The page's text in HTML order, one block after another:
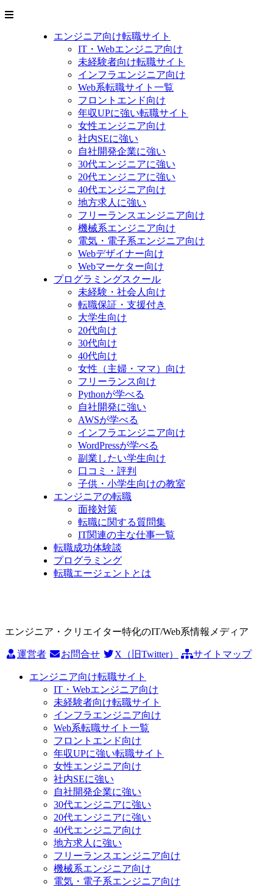
エンジニア向け転職サイト
IT・Webエンジニア向け
未経験者向け転職サイト
インフラエンジニア向け
Web系転職サイト一覧
フロントエンド向け
年収UPに強い転職サイト
女性エンジニア向け
社内SEに強い
自社開発企業に強い
30代エンジニアに強い
20代エンジニアに強い
40代エンジニア向け
地方求人に強い
フリーランスエンジニア向け
機械系エンジニア向け
電気・電子系エンジニア向け
Webデザイナー向け
Webマーケター向け
プログラミングスクール
未経験・社会人向け
転職保証・支援付き
大学生向け
20代向け
30代向け
40代向け
女性（主婦・ママ）向け
フリーランス向け
Pythonが学べる
自社開発に強い
AWSが学べる
インフラエンジニア向け
WordPressが学べる
副業したい学生向け
口コミ・評判
子供・小学生向けの教室
エンジニアの転職
面接対策
転職に関する質問集
IT関連の主な仕事一覧
転職成功体験談
プログラミング
転職エージェントとは
エンジニア・クリエイター特化のIT/Web系情報メディア
運営者 お問合せ X（旧Twitter） サイトマップ
エンジニア向け転職サイト
IT・Webエンジニア向け
未経験者向け転職サイト
インフラエンジニア向け
Web系転職サイト一覧
フロントエンド向け
年収UPに強い転職サイト
女性エンジニア向け
社内SEに強い
自社開発企業に強い
30代エンジニアに強い
20代エンジニアに強い
40代エンジニア向け
地方求人に強い
フリーランスエンジニア向け
機械系エンジニア向け
電気・電子系エンジニア向け